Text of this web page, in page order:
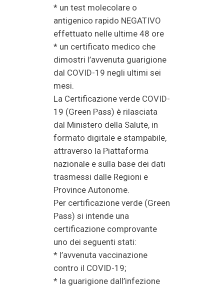
* un test molecolare o
antigenico rapido NEGATIVO
effettuato nelle ultime 48 ore
* un certificato medico che
dimostri l’avvenuta guarigione
dal COVID-19 negli ultimi sei
mesi.
La Certificazione verde COVID-
19 (Green Pass) è rilasciata
dal Ministero della Salute, in
formato digitale e stampabile,
attraverso la Piattaforma
nazionale e sulla base dei dati
trasmessi dalle Regioni e
Province Autonome.
Per certificazione verde (Green
Pass) si intende una
certificazione comprovante
uno dei seguenti stati:
* l’avvenuta vaccinazione
contro il COVID-19;
* la guarigione dall’infezione